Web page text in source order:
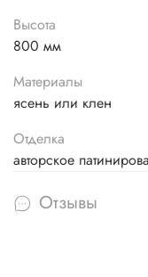
Высота
800 мм
Материалы
ясень или клен
Отделка
авторское
Отзывы